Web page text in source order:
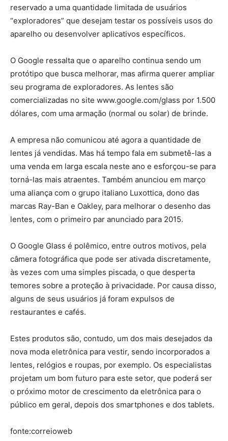
reservado a uma quantidade limitada de usuários
“exploradores” que desejam testar os possíveis usos do
aparelho ou desenvolver aplicativos específicos.
O Google ressalta que o aparelho continua sendo um
protótipo que busca melhorar, mas afirma querer ampliar
seu programa de exploradores. As lentes são
comercializadas no site www.google.com/glass por 1.500
dólares, com uma armação (normal ou solar) de brinde.
A empresa não comunicou até agora a quantidade de
lentes já vendidas. Mas há tempo fala em submetê-las a
uma venda em larga escala neste ano e esforçou-se para
torná-las mais atraentes. Também anunciou em março
uma aliança com o grupo italiano Luxottica, dono das
marcas Ray-Ban e Oakley, para melhorar o desenho das
lentes, com o primeiro par anunciado para 2015.
O Google Glass é polêmico, entre outros motivos, pela
câmera fotográfica que pode ser ativada discretamente,
às vezes com uma simples piscada, o que desperta
temores sobre a proteção à privacidade. Por causa disso,
alguns de seus usuários já foram expulsos de
restaurantes e cafés.
Estes produtos são, contudo, um dos mais desejados da
nova moda eletrônica para vestir, sendo incorporados a
lentes, relógios e roupas, por exemplo. Os especialistas
projetam um bom futuro para este setor, que poderá ser
o próximo motor de crescimento da eletrônica para o
público em geral, depois dos smartphones e dos tablets.
fonte:correioweb